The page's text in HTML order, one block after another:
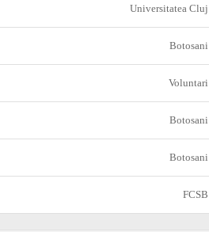
Universitatea Cluj
Botosani
Voluntari
Botosani
Botosani
FCSB